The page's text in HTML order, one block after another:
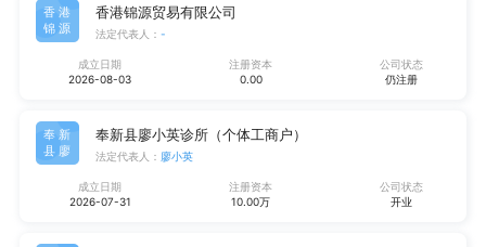
香港
锦源
香港锦源贸易有限公司
法定代表人： -
成立日期
2026-08-03
注册资本
0.00
公司状态
仍注册
奉新
县廖
奉新县廖小英诊所（个体工商户）
法定代表人： 廖小英
成立日期
2026-07-31
注册资本
10.00万
公司状态
开业